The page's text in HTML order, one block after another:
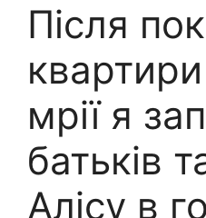
Після
мрії я
батьків
Алісу в